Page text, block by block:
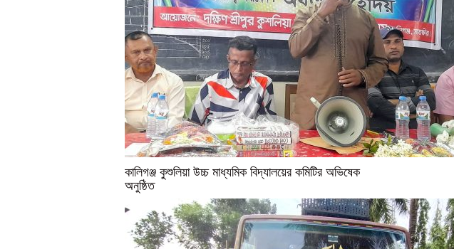
কালিগঞ্জ কুশুলিয়া উচ্চ মাধ্যমিক বিদ্যালয়ের কমিটির অভিষেক
অনুষ্ঠিত